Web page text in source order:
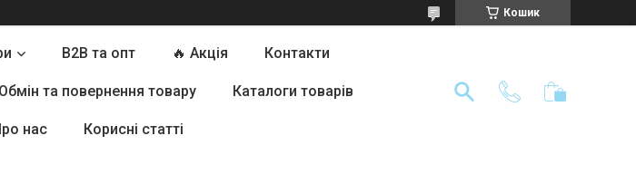
Кошик
B2B та опт 🔥 Акція Контакти
Обмін та повернення товару Каталоги товарів
нас Корисні статті